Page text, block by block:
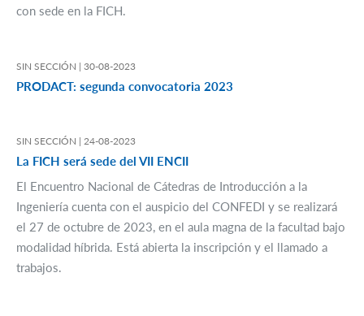
con sede en la FICH.
SIN SECCIÓN | 30-08-2023
PRODACT: segunda convocatoria 2023
SIN SECCIÓN | 24-08-2023
La FICH será sede del VII ENCII
El Encuentro Nacional de Cátedras de Introducción a la
Ingeniería cuenta con el auspicio del CONFEDI y se realizará
el 27 de octubre de 2023, en el aula magna de la facultad bajo
modalidad híbrida. Está abierta la inscripción y el llamado a
trabajos.